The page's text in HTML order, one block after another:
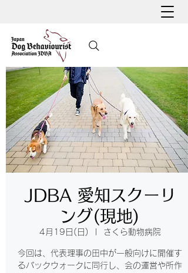
JDBA 愛知スクーリ
ング(現地)
4月19日(日) さくら動物病院
今回は、代表理事の田中が一般向けに開催す
るパックウォークに同行し、会の運営や所作